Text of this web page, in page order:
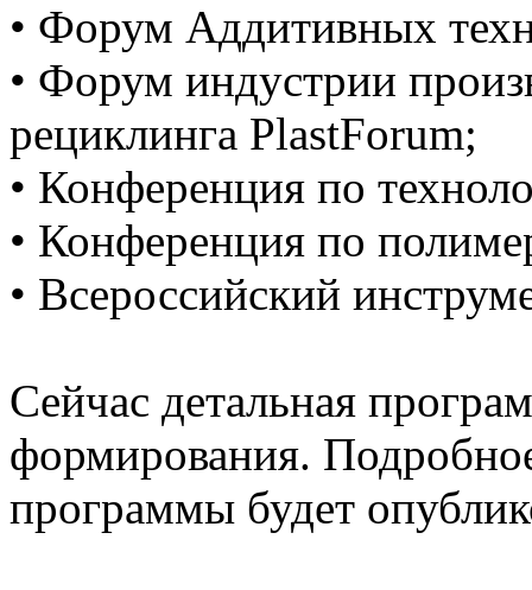
• Форум Аддитивных
• Форум индустрии
рециклинга PlastForum;
• Конференция по
• Конференция по
• Всероссийский
Сейчас детальная
формирования.
программы будет